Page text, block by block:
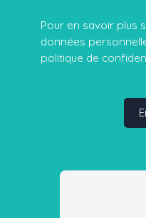
Pour en savoir plus
données
politique de